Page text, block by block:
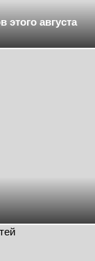
августа